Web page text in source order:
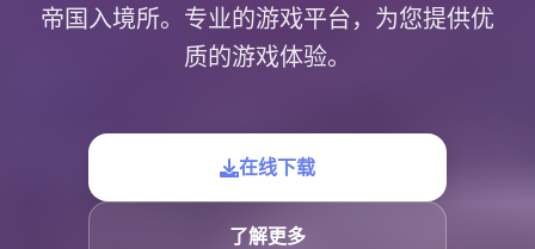
帝国入境所。专业的游戏平台，为您提供优
质的游戏体验。
在线下载
了解更多